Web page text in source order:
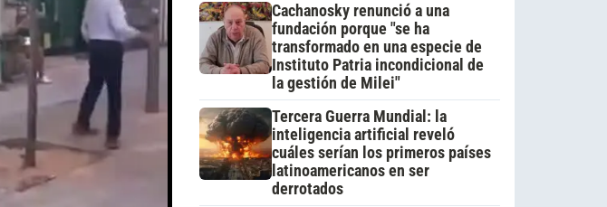
Cachanosky renunció a una
fundación porque "se ha
transformado en una especie de
Instituto Patria incondicional de
la gestión de Milei"
Tercera Guerra Mundial: la
inteligencia artificial reveló
cuáles serían los primeros países
latinoamericanos en ser
derrotados